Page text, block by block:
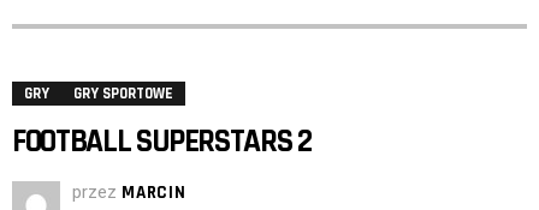
GRY GRY SPORTOWE
FOOTBALL SUPERSTARS 2
przez MARCIN